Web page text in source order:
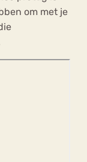
om met je